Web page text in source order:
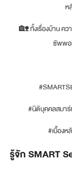
ห
🏡 ทั้งเรื่องบ้าน ค
ซัพพอ
#นิติบุคคลสมาร์
#เบื้อง
รู้จัก SMART